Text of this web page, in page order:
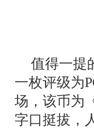
值得一提
一枚评级为
场，该币为
字口挺拔，